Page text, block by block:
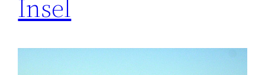
Insel